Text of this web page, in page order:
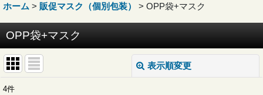
ホーム > 販促マスク（個別包装） > OPP袋+マスク
OPP袋+マスク
表示順変更
4件